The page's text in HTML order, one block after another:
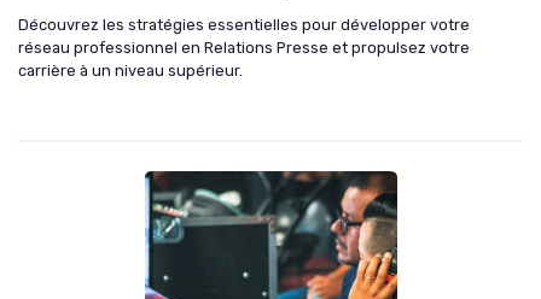
Découvrez les stratégies essentielles pour développer votre
réseau professionnel en Relations Presse et propulsez votre
carrière à un niveau supérieur.